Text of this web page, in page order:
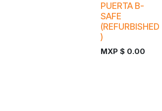
PUERTA B-
SAFE
(REFURBISHED
)
MXP $ 0.00